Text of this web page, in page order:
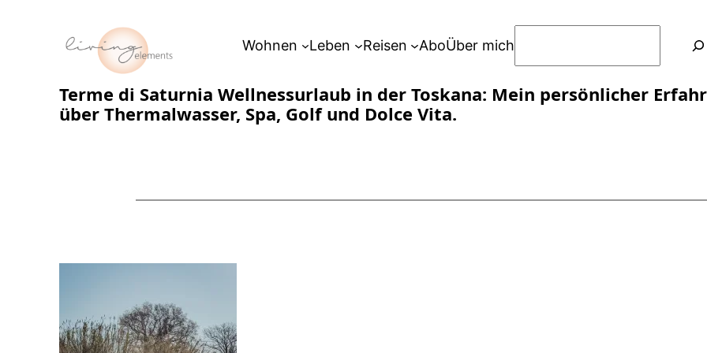
Wohnen Leben Reisen AboÜber mich
h
Terme di Saturnia Wellnessurlaub in der Toskana: Mein persönlicher
über Thermalwasser, Spa, Golf und Dolce Vita.